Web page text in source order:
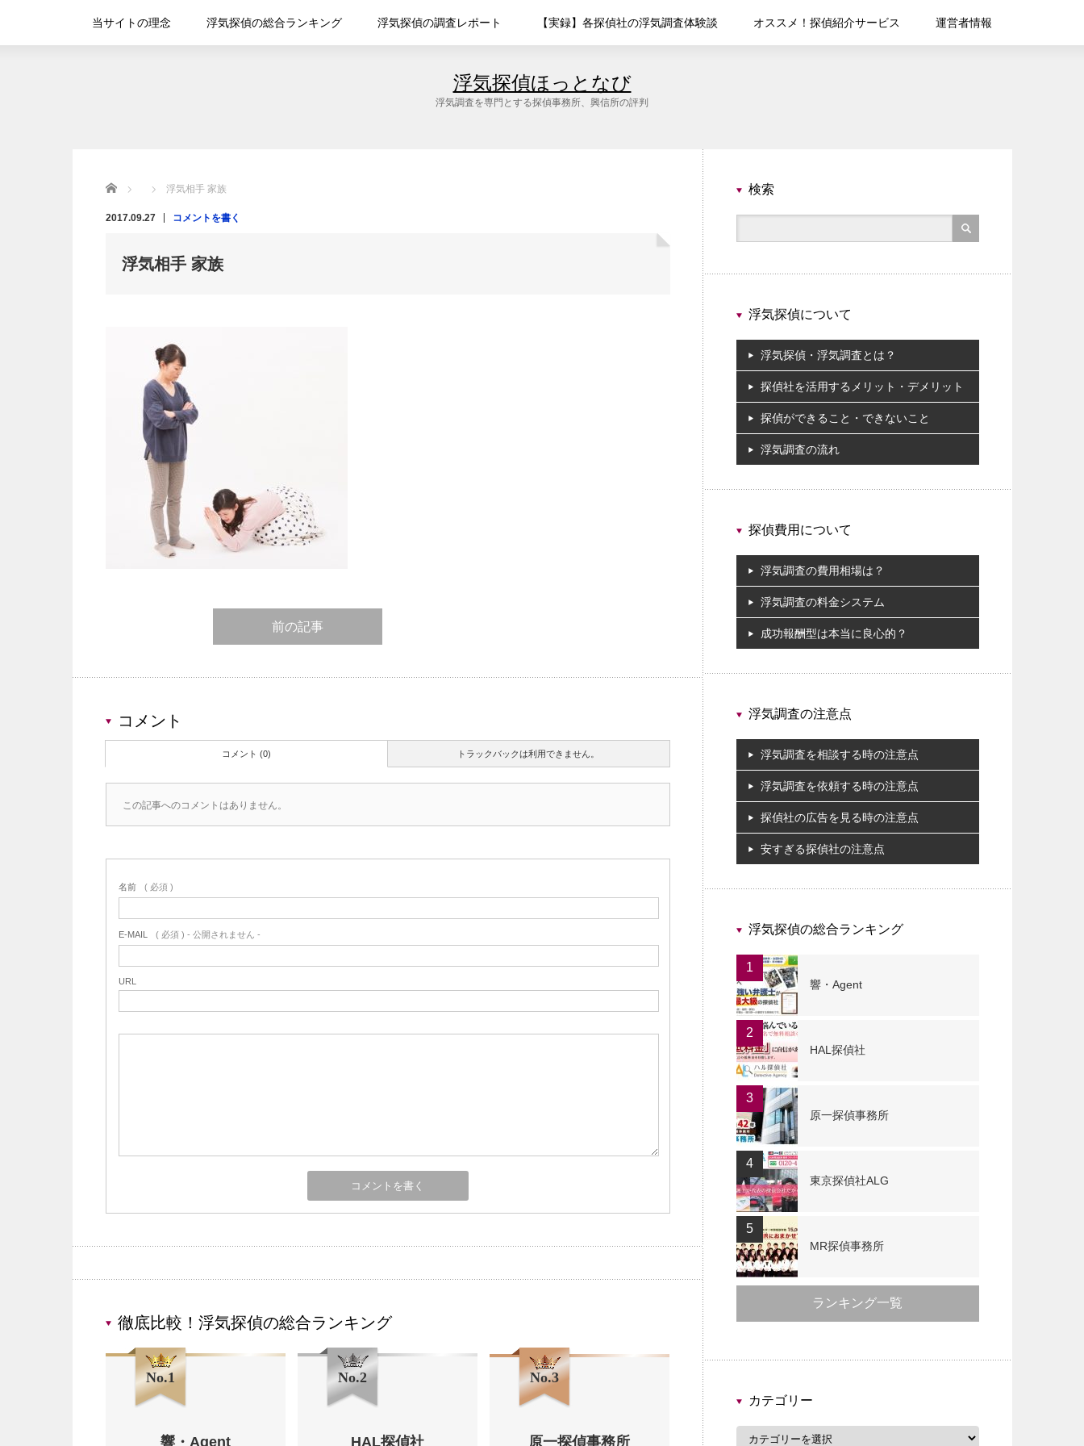
浮気探偵ほっとなび
浮気調査を専門とする探偵事務所、興信所の評判
当サイトの理念 浮気探偵の総合ランキング 浮気探偵の調査レポート 【実録】各探偵社の浮気調査体験談 オススメ！探偵紹介サービス 運営者情報
Home 浮気相手 家族
2017.09.27 コメントを書く
浮気相手 家族
前の記事
コメント
トラックバックは利用できません。
コメント (0)
この記事へのコメントはありません。
名前 ( 必須 )
E-MAIL ( 必須 ) - 公開されません -
URL
徹底比較！浮気探偵の総合ランキング
No.1
響・Agent
No.2
HAL探偵社
No.3
原一探偵事務所
検索
浮気探偵について
浮気探偵・浮気調査とは？
探偵社を活用するメリット・デメリット
探偵ができること・できないこと
浮気調査の流れ
探偵費用について
浮気調査の費用相場は？
浮気調査の料金システム
成功報酬型は本当に良心的？
浮気調査の注意点
浮気調査を相談する時の注意点
浮気調査を依頼する時の注意点
探偵社の広告を見る時の注意点
安すぎる探偵社の注意点
浮気探偵の総合ランキング
1
響・Agent
2
HAL探偵社
3
原一探偵事務所
4
東京探偵社ALG
5
MR探偵事務所
ランキング一覧
カテゴリー